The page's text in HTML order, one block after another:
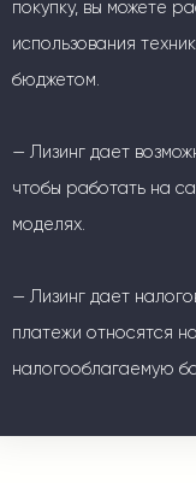
покупку, вы можете
использования
бюджетом.
— Лизинг дает
чтобы работать на
моделях.
— Лизинг дает
платежи относятся
налогооблагаемую